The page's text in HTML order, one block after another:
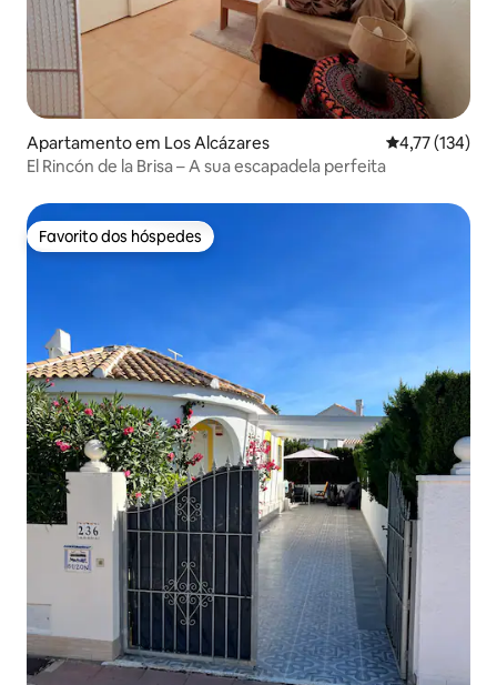
Apartamento em Los Alcázares Classificação
4,77 (134)
El Rincón de la Brisa – A sua escapadela perfeita
Favorito dos hóspedes
Favorito dos hóspedes